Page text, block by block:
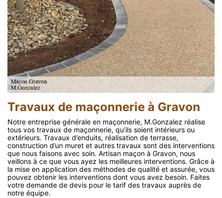
Travaux de maçonnerie à Gravon
Notre entreprise générale en maçonnerie, M.Gonzalez réalise
tous vos travaux de maçonnerie, qu’ils soient intérieurs ou
extérieurs. Travaux d’enduits, réalisation de terrasse,
construction d’un muret et autres travaux sont des interventions
que nous faisons avec soin. Artisan maçon à Gravon, nous
veillons à ce que vous ayez les meilleures interventions. Grâce à
la mise en application des méthodes de qualité et assurée, vous
pouvez obtenir les interventions dont vous avez besoin. Faites
votre demande de devis pour le tarif des travaux auprès de
notre équipe.